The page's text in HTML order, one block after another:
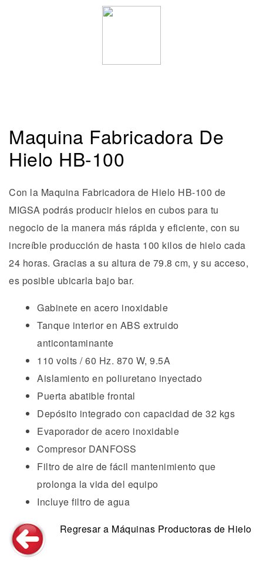
Maquina Fabricadora De
Hielo HB-100
Con la Maquina Fabricadora de Hielo HB-100 de
MIGSA podrás producir hielos en cubos para tu
negocio de la manera más rápida y eficiente, con su
increíble producción de hasta 100 kilos de hielo cada
24 horas. Gracias a su altura de 79.8 cm, y su acceso,
es posible ubicarla bajo bar.
Gabinete en acero inoxidable
Tanque interior en ABS extruido
anticontaminante
110 volts / 60 Hz. 870 W, 9.5A
Aislamiento en poliuretano inyectado
Puerta abatible frontal
Depósito integrado con capacidad de 32 kgs
Evaporador de acero inoxidable
Compresor DANFOSS
Filtro de aire de fácil mantenimiento que
prolonga la vida del equipo
Incluye filtro de agua
Regresar a Máquinas Productoras de Hielo